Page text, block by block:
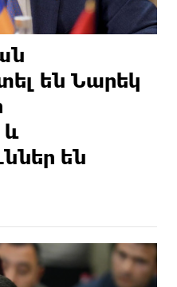
են Նարեկ
են